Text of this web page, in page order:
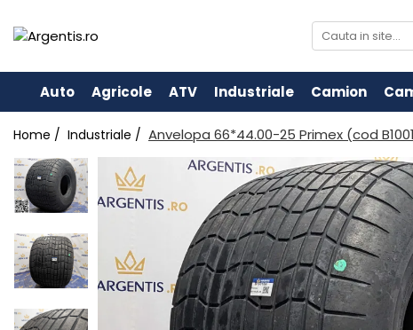
Auto Agricole ATV Industriale Camion
Home / Industriale / Anvelopa 66*44.00-25 Primex (cod